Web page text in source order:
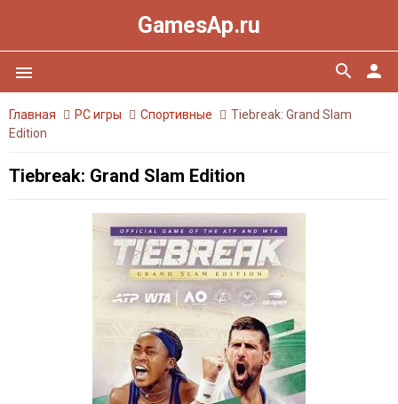
GamesAp.ru
menu person
search
Главная PC игры Спортивные
Tiebreak: Grand Slam
Edition
Tiebreak: Grand Slam Edition